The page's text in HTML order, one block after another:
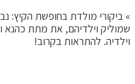
» ביקורי מולדת בחופשת הקיץ:
שמוליק וילדיהם, את מתת כהנא
וילדיה. להתראות בקרוב!